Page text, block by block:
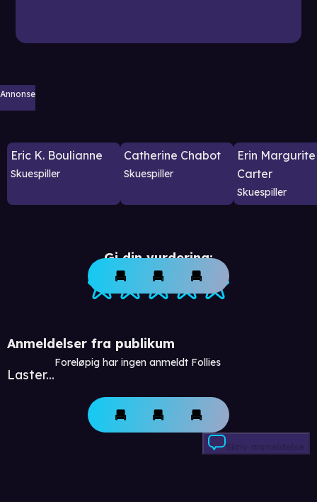
Annonse
Eric K. Boulianne
Skuespiller
Catherine Chabot
Skuespiller
Erin Margurite
Carter
Skuespiller
Gi din vurdering:
Anmeldelser fra publikum
Laster...
Foreløpig har ingen anmeldt Follies
Skriv anmeldelse